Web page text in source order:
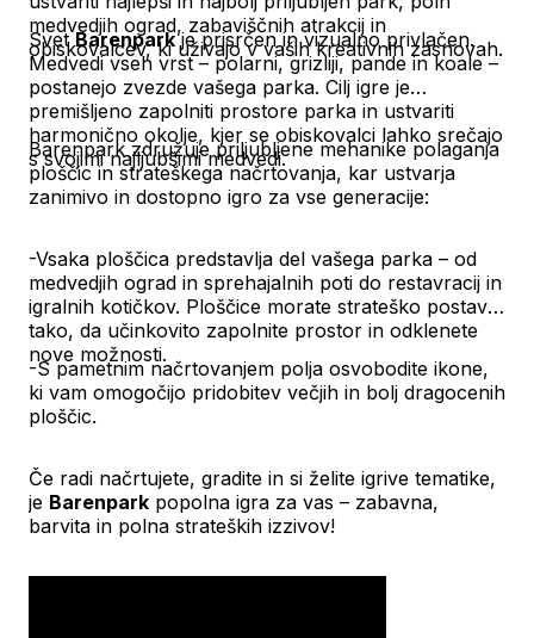
medvedjih ograd, zabaviščnih atrakcij in
obiskovalcev, ki uživajo v vaših kreativnih zasnovah.
SvetBarenparkje prisrčen in vizualno privlačen.
Medvedi vseh vrst – polarni, grizliji, pande in koale –
postanejo zvezde vašega parka. Cilj igre je
premišljeno zapolniti prostore parka in ustvariti
harmonično okolje, kjer se obiskovalci lahko srečajo
s svojimi najljubšimi medvedi.
Barenpark združuje priljubljene mehanike polaganja
ploščic in strateškega načrtovanja, kar ustvarja
zanimivo in dostopno igro za vse generacije:
-Vsaka ploščica predstavlja del vašega parka – od
medvedjih ograd in sprehajalnih poti do restavracij in
igralnih kotičkov. Ploščice morate strateško postaviti
tako, da učinkovito zapolnite prostor in odklenete
nove možnosti.
-S pametnim načrtovanjem polja osvobodite ikone,
ki vam omogočijo pridobitev večjih in bolj dragocenih
ploščic.
Če radi načrtujete, gradite in si želite igrive tematike,
je Barenpark popolna igra za vas – zabavna,
barvita in polna strateških izzivov!